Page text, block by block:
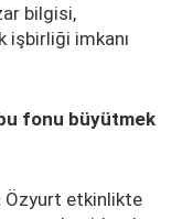
bilgisi,
imkanı
fonu büyütmek
Özyurt etkinlikte